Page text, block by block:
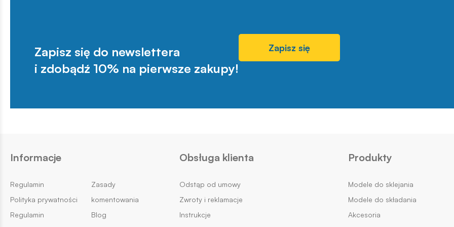
Zapisz się do newslettera
i zdobądź 10% na pierwsze zakupy!
Zapisz się
Informacje
Regulamin
Polityka prywatności
Regulamin
Zasady
komentowania
Blog
Obsługa klienta
Odstąp od umowy
Zwroty i reklamacje
Instrukcje
Produkty
Modele do sklejania
Modele do składania
Akcesoria